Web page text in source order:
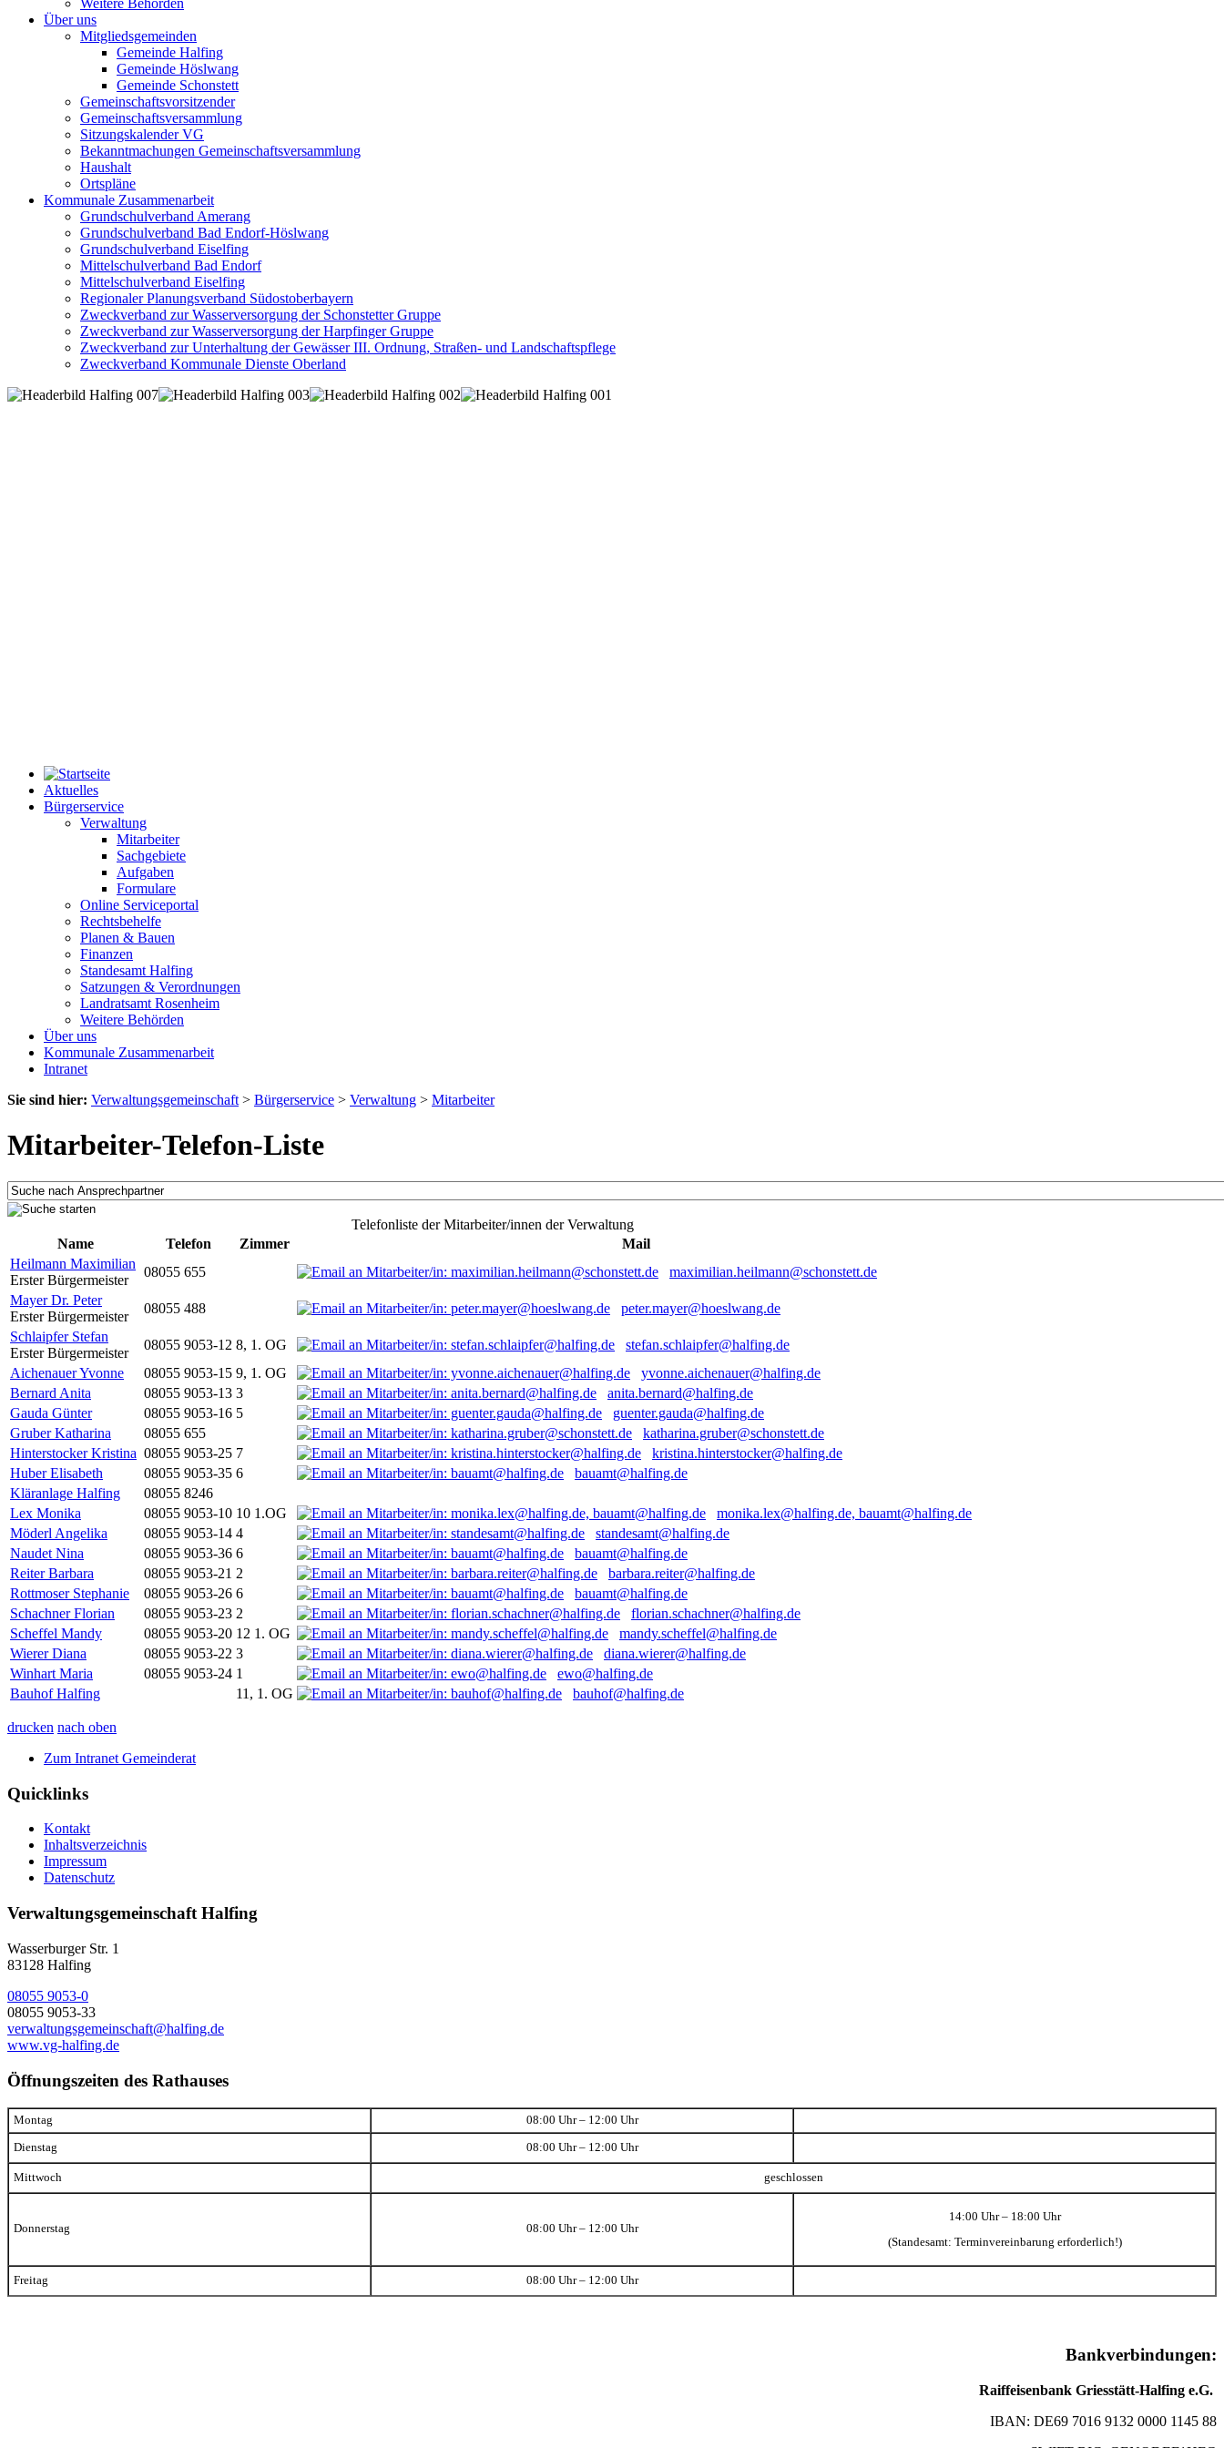
Weitere Behörden
Über uns
Mitgliedsgemeinden
Gemeinde Halfing
Gemeinde Höslwang
Gemeinde Schonstett
Gemeinschaftsvorsitzender
Gemeinschaftsversammlung
Sitzungskalender VG
Bekanntmachungen Gemeinschaftsversammlung
Haushalt
Ortspläne
Kommunale Zusammenarbeit
Grundschulverband Amerang
Grundschulverband Bad Endorf-Höslwang
Grundschulverband Eiselfing
Mittelschulverband Bad Endorf
Mittelschulverband Eiselfing
Regionaler Planungsverband Südostoberbayern
Zweckverband zur Wasserversorgung der Schonstetter Gruppe
Zweckverband zur Wasserversorgung der Harpfinger Gruppe
Zweckverband zur Unterhaltung der Gewässer III. Ordnung, Straßen- und Landschaftspflege
Zweckverband Kommunale Dienste Oberland
Aktuelles
Bürgerservice
Verwaltung
Mitarbeiter
Sachgebiete
Aufgaben
Formulare
Online Serviceportal
Rechtsbehelfe
Planen & Bauen
Finanzen
Standesamt Halfing
Satzungen & Verordnungen
Landratsamt Rosenheim
Weitere Behörden
Über uns
Kommunale Zusammenarbeit
Intranet
Sie sind hier: Verwaltungsgemeinschaft > Bürgerservice > Verwaltung > Mitarbeiter
Mitarbeiter-Telefon-Liste
Telefonliste der Mitarbeiter/innen der Verwaltung
Name
Telefon Zimmer
Mail
Heilmann Maximilian
Erster Bürgermeister
08055 655
maximilian.heilmann@schonstett.de
Mayer Dr. Peter
Erster Bürgermeister
08055 488
peter.mayer@hoeslwang.de
Schlaipfer Stefan
Erster Bürgermeister
08055 9053-12 8, 1. OG
stefan.schlaipfer@halfing.de
Aichenauer Yvonne
08055 9053-15 9, 1. OG
yvonne.aichenauer@halfing.de
Bernard Anita
08055 9053-13 3
anita.bernard@halfing.de
Gauda Günter
08055 9053-16 5
guenter.gauda@halfing.de
Gruber Katharina
08055 655
katharina.gruber@schonstett.de
Hinterstocker Kristina 08055 9053-25 7
kristina.hinterstocker@halfing.de
Huber Elisabeth
08055 9053-35 6
bauamt@halfing.de
Kläranlage Halfing
08055 8246
Lex Monika
08055 9053-10 10 1.OG
monika.lex@halfing.de, bauamt@halfing.de
Möderl Angelika
08055 9053-14 4
standesamt@halfing.de
Naudet Nina
08055 9053-36 6
bauamt@halfing.de
Reiter Barbara
08055 9053-21 2
barbara.reiter@halfing.de
Rottmoser Stephanie
08055 9053-26 6
bauamt@halfing.de
Schachner Florian
08055 9053-23 2
florian.schachner@halfing.de
Scheffel Mandy
08055 9053-20 12 1. OG
mandy.scheffel@halfing.de
Wierer Diana
08055 9053-22 3
diana.wierer@halfing.de
Winhart Maria
08055 9053-24 1
ewo@halfing.de
Bauhof Halfing
11, 1. OG bauhof@halfing.de
drucken nach oben
Zum Intranet Gemeinderat
Quicklinks
Kontakt
Inhaltsverzeichnis
Impressum
Datenschutz
Verwaltungsgemeinschaft Halfing
Wasserburger Str. 1
83128 Halfing
08055 9053-0
08055 9053-33
verwaltungsgemeinschaft@halfing.de
www.vg-halfing.de
Öffnungszeiten des Rathauses
Montag 08:00 Uhr – 12:00 Uhr
Dienstag 08:00 Uhr – 12:00 Uhr
Mittwoch geschlossen
Donnerstag 08:00 Uhr – 12:00 Uhr
14:00 Uhr – 18:00 Uhr
(Standesamt: Terminvereinbarung erforderlich!)
Freitag 08:00 Uhr – 12:00 Uhr
Bankverbindungen:
Raiffeisenbank Griesstätt-Halfing e.G.
IBAN: DE69 7016 9132 0000 1145 88